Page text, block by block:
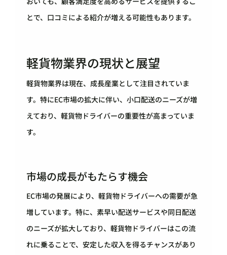
とで、口コミによる紹介が増える可能性もあります。
軽貨物業界の現状と展望
軽貨物業界は現在、成長産業として注目されていま
す。特にEC市場の拡大に伴い、小口配送のニーズが増
えており、軽貨物ドライバーの重要性が高まっていま
す。
市場の成長がもたらす機会
EC市場の発展により、軽貨物ドライバーへの需要が急
増しています。特に、素早い配送サービスや同日配送
のニーズが拡大しており、軽貨物ドライバーはこの流
れに乗ることで、安定した収入を得るチャンスがあり